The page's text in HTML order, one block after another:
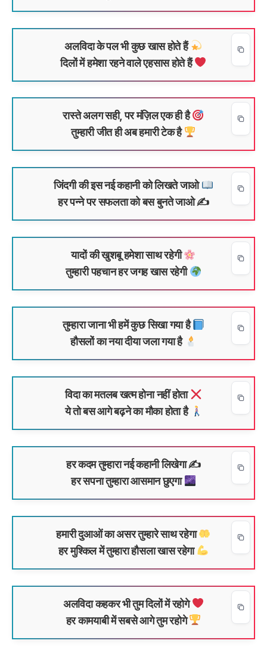
अलविदा के पल भी कुछ खास होते हैं
दिलों में हमेशा रहने वाले एहसास होते हैं
रास्ते अलग सही, पर मंज़िल एक ही है
तुम्हारी जीत ही अब हमारी टेक है
जिंदगी की इस नई कहानी को लिखते जाओ
हर पन्ने पर सफलता को बस बुनते जाओ ✍️
यादों की खुशबू हमेशा साथ रहेगी
तुम्हारी पहचान हर जगह खास रहेगी
तुम्हारा जाना भी हमें कुछ सिखा गया है
हौसलों का नया दीया जला गया है
विदा का मतलब खत्म होना नहीं होता
ये तो बस आगे बढ़ने का मौका होता है
हर कदम तुम्हारा नई कहानी लिखेगा ✍️
हर सपना तुम्हारा आसमान छुएगा
हमारी दुआओं का असर तुम्हारे साथ रहेगा
हर मुश्किल में तुम्हारा हौसला खास रहेगा
अलविदा कहकर भी तुम दिलों में रहोगे
हर कामयाबी में सबसे आगे तुम रहोगे